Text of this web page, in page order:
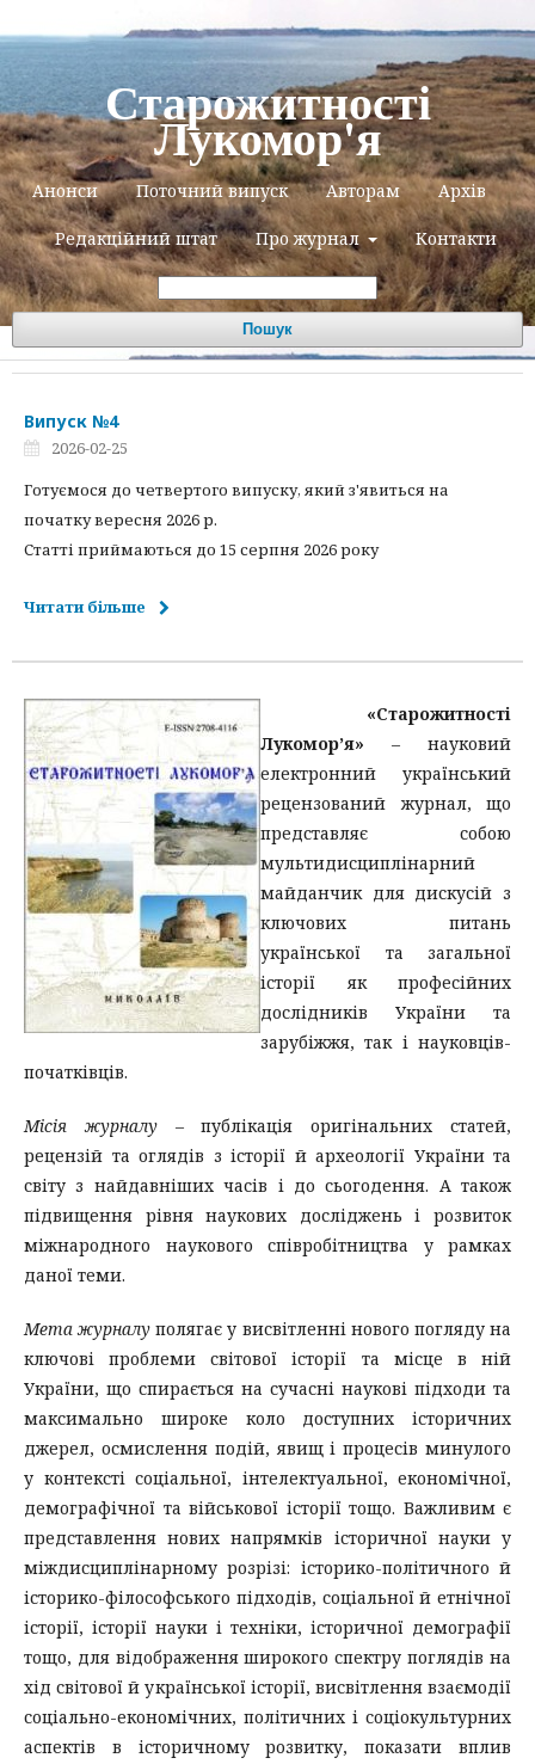
Старожитності
Лукомор'я
Анонси Поточний випуск Авторам Архів
Редакційний штат Про журнал Контакти
Пошук
Випуск №4
2026-02-25
Готуємося до четвертого випуску, який з'явиться на
початку вересня 2026 р.
Статті приймаються до 15 серпня 2026 року
Читати більше
«Старожитності
Лукомор’я» – науковий
електронний український
рецензований журнал, що
представляє собою
мультидисциплінарний
майданчик для дискусій з
ключових питань
української та загальної
історії як професійних
дослідників України та
зарубіжжя, так і науковців-
початківців.
Місія журналу– публікація оригінальних статей,
рецензій та оглядів з історії й археології України та
світу з найдавніших часів і до сьогодення. А також
підвищення рівня наукових досліджень і розвиток
міжнародного наукового співробітництва у рамках
даної теми.
Мета журналу полягає у висвітленні нового погляду на
ключові проблеми світової історії та місце в ній
України, що спирається на сучасні наукові підходи та
максимально широке коло доступних історичних
джерел, осмислення подій, явищ і процесів минулого
у контексті соціальної, інтелектуальної, економічної,
демографічної та військової історії тощо. Важливим є
представлення нових напрямків історичної науки у
міждисциплінарному розрізі: історико-політичного й
історико-філософського підходів, соціальної й етнічної
історії, історії науки і техніки, історичної демографії
тощо, для відображення широкого спектру поглядів на
хід світової й української історії, висвітлення взаємодії
соціально-економічних, політичних і соціокультурних
аспектів в історичному розвитку, показати вплив